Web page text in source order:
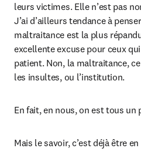
leurs victimes. Elle n’est pas
J’ai d’ailleurs tendance à
maltraitance est la plus
excellente excuse pour ceux
patient. Non, la maltraitance,
les insultes, ou l’institution.
En fait, en nous, on est tous
Mais le savoir, c’est déjà être